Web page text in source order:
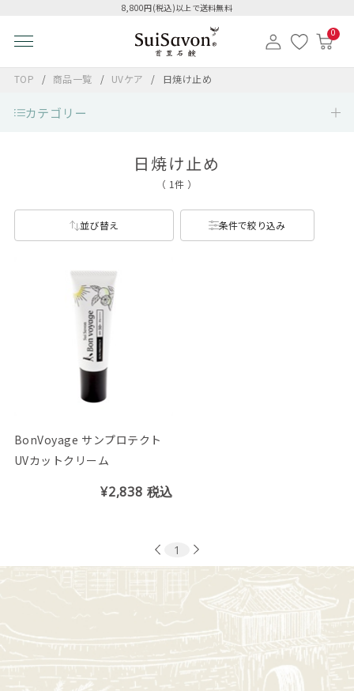
8,800円(税込)以上で送料無料
0
TOP 商品一覧 UVケア 日焼け止め
カテゴリー
日焼け止め
（ 1件 ）
並び替え 条件で絞り込み
BonVoyage サンプロテクト
UVカットクリーム
¥2,838 税込
1